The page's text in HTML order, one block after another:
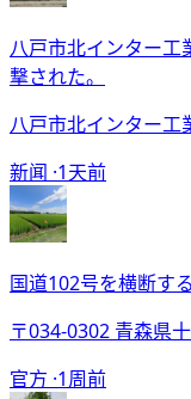
八戸市北インター工
撃された。
八戸市北インター工
新闻 ·1天前
国道102号を横断す
〒034-0302 青森県
官方 ·1周前